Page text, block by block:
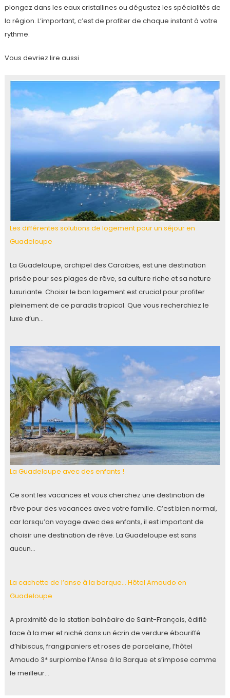
plongez dans les eaux cristallines ou dégustez les spécialités de
la région. L’important, c’est de profiter de chaque instant à votre
rythme.
Vous devriez lire aussi
Les différentes solutions de logement pour un séjour en
Guadeloupe
La Guadeloupe, archipel des Caraïbes, est une destination
prisée pour ses plages de rêve, sa culture riche et sa nature
luxuriante. Choisir le bon logement est crucial pour profiter
pleinement de ce paradis tropical. Que vous recherchiez le
luxe d’un…
La Guadeloupe avec des enfants !
Ce sont les vacances et vous cherchez une destination de
rêve pour des vacances avec votre famille. C’est bien normal,
car lorsqu’on voyage avec des enfants, il est important de
choisir une destination de rêve. La Guadeloupe est sans
aucun…
La cachette de l’anse à la barque… Hôtel Amaudo en
Guadeloupe
A proximité de la station balnéaire de Saint-François, édifié
face à la mer et niché dans un écrin de verdure ébouriffé
d’hibiscus, frangipaniers et roses de porcelaine, l’hôtel
Amaudo 3* surplombe l’Anse à la Barque et s’impose comme
le meilleur…